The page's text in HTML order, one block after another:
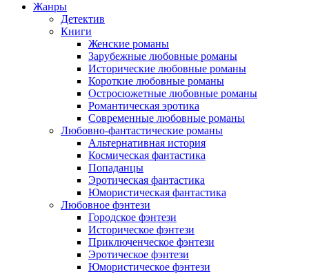
Жанры
Детектив
Книги
Женские романы
Зарубежные любовные романы
Исторические любовные романы
Короткие любовные романы
Остросюжетные любовные романы
Романтическая эротика
Современные любовные романы
Любовно-фантастические романы
Альтернативная история
Космическая фантастика
Попаданцы
Эротическая фантастика
Юмористическая фантастика
Любовное фэнтези
Городское фэнтези
Историческое фэнтези
Приключенческое фэнтези
Эротическое фэнтези
Юмористическое фэнтези